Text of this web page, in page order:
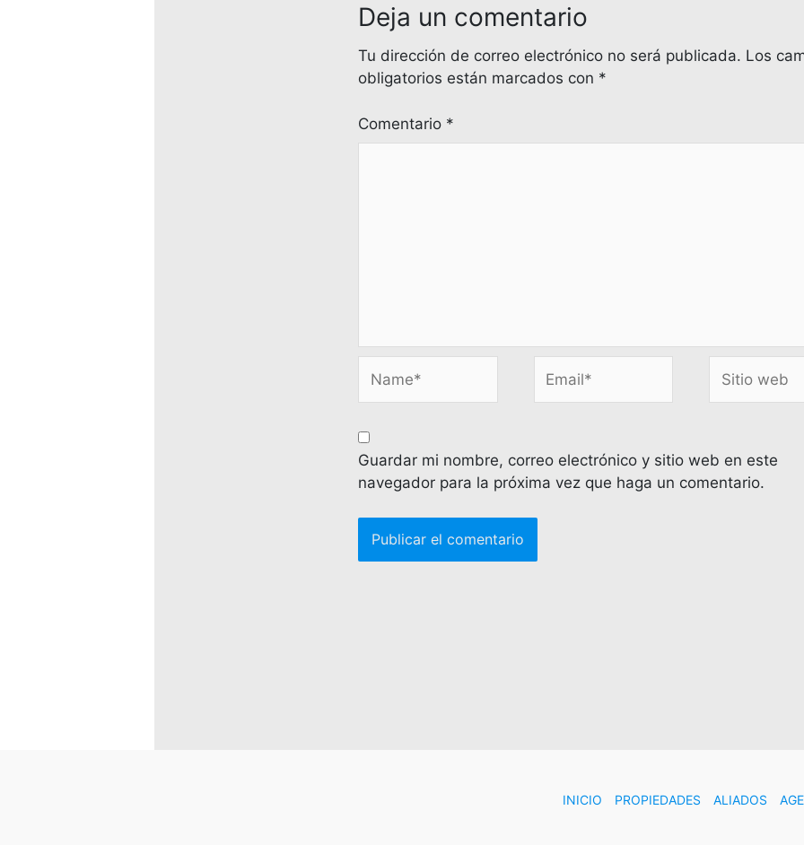
Deja un comentario
Tu dirección de correo electrónico no será publicada. Los
obligatorios están marcados con *
Comentario *
web
Guardar mi nombre, correo electrónico y sitio web en este
navegador para la próxima vez que haga un comentario.
INICIO PROPIEDADES ALIADOS